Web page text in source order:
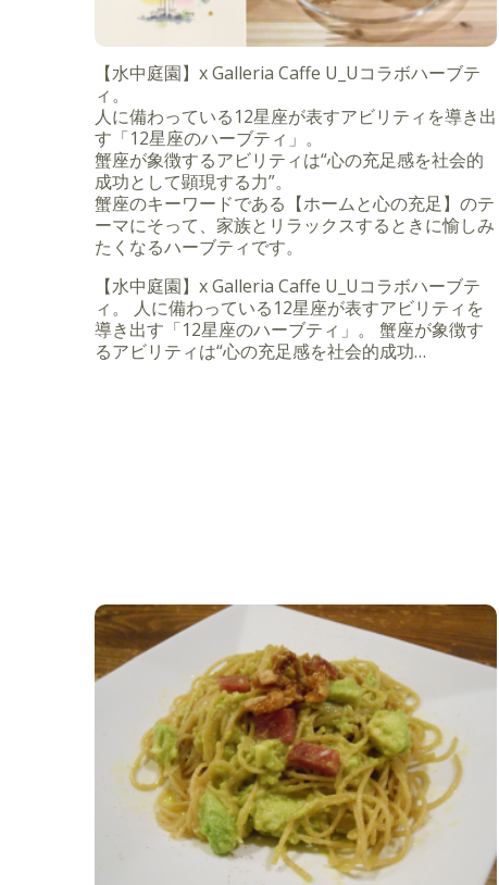
【水中庭園】x Galleria Caffe U_Uコラボハーブテ
ィ。
人に備わっている12星座が表すアビリティを導き出
す「12星座のハーブティ」。
蟹座が象徴するアビリティは“心の充足感を社会的
成功として顕現する力”。
蟹座のキーワードである【ホームと心の充足】のテ
ーマにそって、家族とリラックスするときに愉しみ
たくなるハーブティです。
【水中庭園】x Galleria Caffe U_Uコラボハーブテ
ィ。 人に備わっている12星座が表すアビリティを
導き出す「12星座のハーブティ」。 蟹座が象徴す
るアビリティは“心の充足感を社会的成功…